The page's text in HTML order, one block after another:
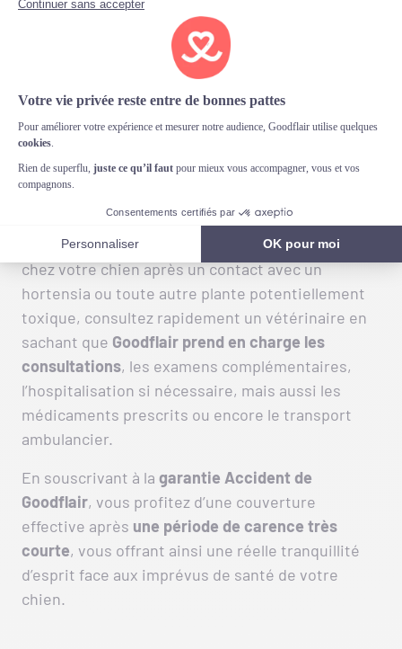
Si votre chien ingère par mégarde de l’hortensia,
soyez rassuré :Goodflair couvrira les frais
vétérinairesdécoulant de cette intoxication.
assurance, couvre diverses situations, dont les
empoisonnements accidentels.
Si vous remarquez un comportement inhabituel
chez votre chien après un contact avec un
hortensia ou toute autre plante potentiellement
toxique, consultez rapidement un vétérinaire en
sachant que Goodflair prend en charge les
consultations, les examens complémentaires,
l’hospitalisation si nécessaire, mais aussi les
médicaments prescrits ou encore le transport
ambulancier.
En souscrivant à la garantie Accident de
Goodflair, vous profitez d’une couverture
effective après une période de carence très
courte, vous offrant ainsi une réelle tranquillité
d’esprit face aux imprévus de santé de votre
chien.